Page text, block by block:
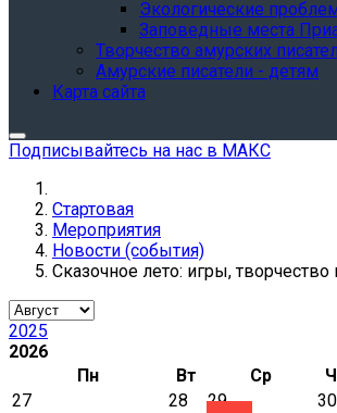
Экологические
Заповедные места
Творчество амурских
Амурские писатели - детям
Карта сайта
Подписывайтесь на нас в МАКС
Стартовая
Мероприятия
Новости (события)
Сказочное лето: игры,
2025
2026
Пн
Вт Ср
27
28 29 30